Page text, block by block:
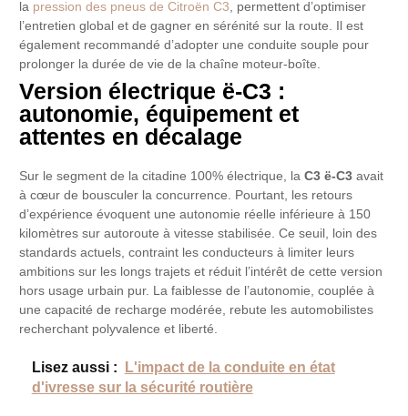
la pression des pneus de Citroën C3, permettent d’optimiser
l’entretien global et de gagner en sérénité sur la route. Il est
également recommandé d’adopter une conduite souple pour
prolonger la durée de vie de la chaîne moteur-boîte.
Version électrique ë-C3 :
autonomie, équipement et
attentes en décalage
Sur le segment de la citadine 100% électrique, laC3 ë-C3 avait
à cœur de bousculer la concurrence. Pourtant, les retours
d’expérience évoquent une autonomie réelle inférieure à 150
kilomètres sur autoroute à vitesse stabilisée. Ce seuil, loin des
standards actuels, contraint les conducteurs à limiter leurs
ambitions sur les longs trajets et réduit l’intérêt de cette version
hors usage urbain pur. La faiblesse de l’autonomie, couplée à
une capacité de recharge modérée, rebute les automobilistes
recherchant polyvalence et liberté.
Lisez aussi :
L'impact de la conduite en état
d'ivresse sur la sécurité routière